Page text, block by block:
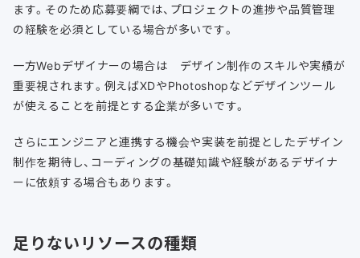
ます。そのため応募要綱では、プロジェクトの進捗や品質管理
の経験を必須としている場合が多いです。
一方Webデザイナーの場合は
デザイン制作のスキルや実績が
重要視されます。例えばXDやPhotoshopなどデザインツール
が使えることを前提とする企業が多いです。
さらにエンジニアと連携する機会や実装を前提としたデザイン
制作を期待し、コーディングの基礎知識や経験があるデザイナ
ーに依頼する場合もあります。
足りないリソースの種類